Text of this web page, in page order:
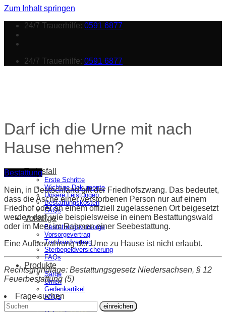
Zum Inhalt springen
24/7 Trauerhilfe: 0591 6877
24/7 Trauerhilfe: 0591 6877
Todesfall
Erste Schritte
Wichtige Dokumente
Unsere Leistungen
Bestattungskosten
FAQs
Vorsorge
Bestattungsvorsorge
Vorsorgevertrag
Treuhandvertrag
Sterbegeldversicherung
FAQs
Produkte
Särge
Urnen
Gedenkartikel
FAQs
Service
Darf ich die Urne mit nach
Hause nehmen?
Bestattung
Nein, in Deutschland gilt der Friedhofszwang. Das bedeutet,
dass die Asche einer verstorbenen Person nur auf einem
Friedhof oder an einem offiziell zugelassenen Ort beigesetzt
werden darf, wie beispielsweise in einem Bestattungswald
oder im Meer im Rahmen einer Seebestattung.
Eine Aufbewahrung der Urne zu Hause ist nicht erlaubt.
Rechtsgrundlage: Bestattungsgesetz Niedersachsen, § 12
Feuerbestattung (5)
Frage suchen
einreichen